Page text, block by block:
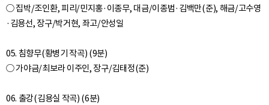
○ 집박/조인환, 피리/민지홍·이종무, 대금/이종범·김백만(준), 해금/고수영
·김용선, 장구/박거현, 좌고/안성일
05. 침향무(황병기 작곡) (9분)
○ 가야금/최보라 이주인, 장구/김태정(준)
06. 출강(김용실 작곡) (6분)